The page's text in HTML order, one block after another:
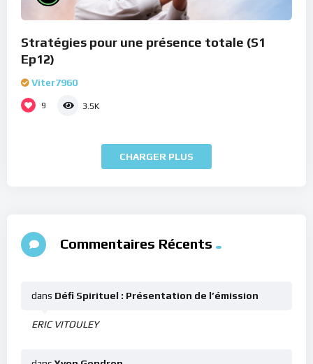
Stratégies pour une présence totale (S1
Ep12)
Viter7960
9 3.5K
CHARGER PLUS
Commentaires Récents
ERIC VITOULEY
dans Défi Spirituel : Présentation de l’émission